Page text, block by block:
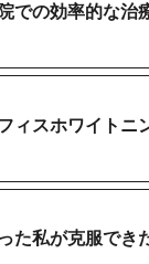
での効率的な治
ィスホワイトニ
た私が克服でき